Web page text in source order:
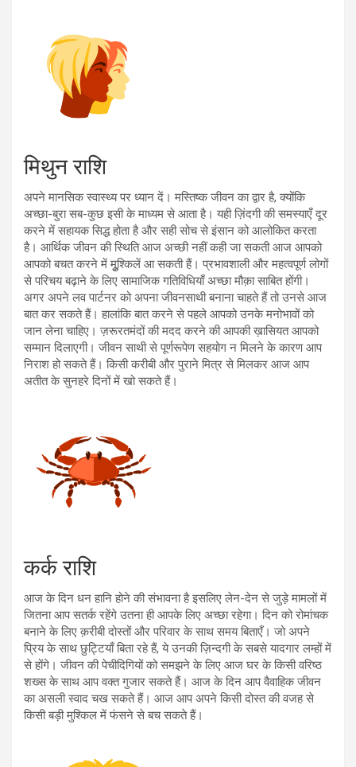
मिथुन राशि
अपने मानसिक स्वास्थ्य पर ध्यान दें। मस्तिष्क जीवन का द्वार है, क्योंकि
अच्छा-बुरा सब-कुछ इसी के माध्यम से आता है। यही ज़िंदगी की समस्याएँ दूर
करने में सहायक सिद्ध होता है और सही सोच से इंसान को आलोकित करता
है। आर्थिक जीवन की स्थिति आज अच्छी नहीं कही जा सकती आज आपको
आपको बचत करने में मुूश्किलें आ सकती हैं। प्रभावशाली और महत्वपूर्ण लोगों
से परिचय बढ़ाने के लिए सामाजिक गतिविधियाँ अच्छा मौक़ा साबित होंगी।
अगर अपने लव पार्टनर को अपना जीवनसाथी बनाना चाहते हैं तो उनसे आज
बात कर सकते हैं। हालांकि बात करने से पहले आपको उनके मनोभावों को
जान लेना चाहिए। ज़रूरतमंदों की मदद करने की आपकी ख़ासियत आपको
सम्मान दिलाएगी। जीवन साथी से पूर्णरूपेण सहयोग न मिलने के कारण आप
निराश हो सकते हैं। किसी करीबी और पुराने मित्र से मिलकर आज आप
अतीत के सुनहरे दिनों में खो सकते हैं।
कर्क राशि
आज के दिन धन हानि होने की संभावना है इसलिए लेन-देन से जुड़े मामलों में
जितना आप सतर्क रहेंगे उतना ही आपके लिए अच्छा रहेगा। दिन को रोमांचक
बनाने के लिए क़रीबी दोस्तों और परिवार के साथ समय बिताएँ। जो अपने
प्रिय के साथ छुट्टियाँ बिता रहे हैं, ये उनकी ज़िन्दगी के सबसे यादगार लम्हों में
से होंगे। जीवन की पेचीदिगियों को समझने के लिए आज घर के किसी वरिष्ठ
शख्स के साथ आप वक्त गुजार सकते हैं। आज के दिन आप वैवाहिक जीवन
का असली स्वाद चख सकते हैं। आज आप अपने किसी दोस्त की वजह से
किसी बड़ी मुश्किल में फंसने से बच सकते हैं।